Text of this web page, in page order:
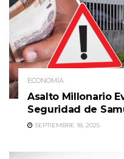
ECONOMÍA
Asalto Millonario
Seguridad de
SEPTIEMBRE 18, 2025